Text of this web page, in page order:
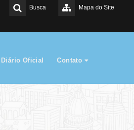
Mapa do Site
Busca
Diário Oficial Contato